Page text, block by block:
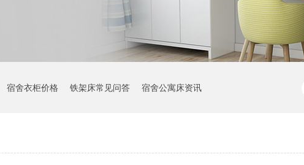
宿舍衣柜价格 铁架床常见问答 宿舍公寓床资讯